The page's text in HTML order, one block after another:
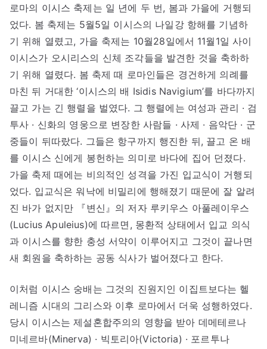
로마의 이시스 축제는 일 년에 두 번, 봄과 가을에 거행되
었다. 봄 축제는 5월5일 이시스의 나일강 항해를 기념하
기 위해 열렸고, 가을 축제는 10월28일에서 11월1일 사이
이시스가 오시리스의 신체 조각들을 발견한 것을 축하하
기 위해 열렸다. 봄 축제 때 로마인들은 경건하게 의례를
마친 뒤 거대한 ‘이시스의 배 Isidis Navigium’를 바다까지
끌고 가는 긴 행렬을 벌였다. 그 행렬에는 여성과 관리 · 검
투사 · 신화의 영웅으로 변장한 사람들 · 사제 · 음악단 · 군
중들이 뒤따랐다. 그들은 항구까지 행진한 뒤, 끌고 온 배
를 이시스 신에게 봉헌하는 의미로 바다에 집어 던졌다.
가을 축제 때에는 비의적인 성격을 가진 입교식이 거행되
었다. 입교식은 워낙에 비밀리에 행해졌기 때문에 잘 알려
진 바가 없지만 『변신』의 저자 루키우스 아풀레이우스
(Lucius Apuleius)에 따르면, 몽환적 상태에서 입교 의식
과 이시스를 향한 충성 서약이 이루어지고 그것이 끝나면
새 회원을 축하하는 공동 식사가 벌어졌다고 한다.
이처럼 이시스 숭배는 그것의 진원지인 이집트보다는 헬
레니즘 시대의 그리스와 이후 로마에서 더욱 성행하였다.
당시 이시스는 제설혼합주의의 영향을 받아 데메테르나
미네르바(Minerva) · 빅토리아(Victoria) · 포르투나